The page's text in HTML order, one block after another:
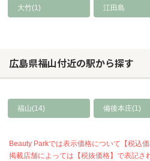
大竹(1) 江田島
広島県福山付近の駅から探す
福山(14) 備後本庄(1)
Beauty Parkでは表示価格について【税込
掲載店舗によっては【税抜価格】で表記さ